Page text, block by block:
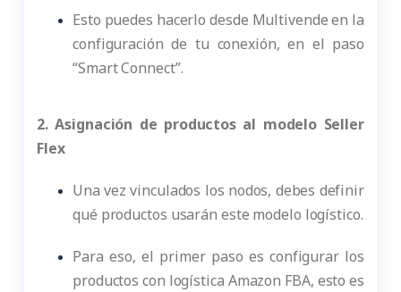
Esto puedes hacerlo desde Multivende en la
configuración de tu conexión, en el paso
“Smart Connect”.
2. Asignación de productos al modelo Seller
Flex
Una vez vinculados los nodos, debes definir
qué productos usarán este modelo logístico.
Para eso, el primer paso es configurar los
productos con logística Amazon FBA, esto es